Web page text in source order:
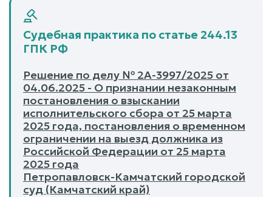
Судебная практика по статье 244.13
ГПК РФ
Решение по делу № 2А-3997/2025 от
04.06.2025 - О признании незаконным
постановления о взыскании
исполнительского сбора от 25 марта
2025 года, постановления о временном
ограничении на выезд должника из
Российской Федерации от 25 марта
2025 года
Петропавловск-Камчатский городской
суд (Камчатский край)